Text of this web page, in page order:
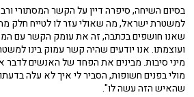
בסיום השיחה, סיפרה דיין על הקשר המסתורי
למשטרת ישראל, מה שאולי עזר לו לטייח חלק
שאנו חושפים בכתבה, זה את עומק הקשר עם
ועוצמתו. אנו יודעים שהיה קשר עמוק בינו
מיני סיבות. מבינים את הפחד של האנשים לדבר
מולי בפנים חשופות, הסביר לי איך לא עלה
שהאיש הזה עשה לו".